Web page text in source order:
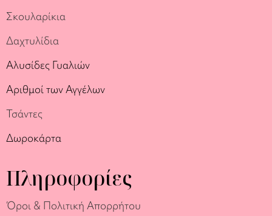
Σκουλαρίκια
Δαχτυλίδια
Αλυσίδες Γυαλιών
Αριθμοί των Αγγέλων
Τσάντες
Δωροκάρτα
Πληροφορίες
Όροι & Πολιτική Απορρήτου